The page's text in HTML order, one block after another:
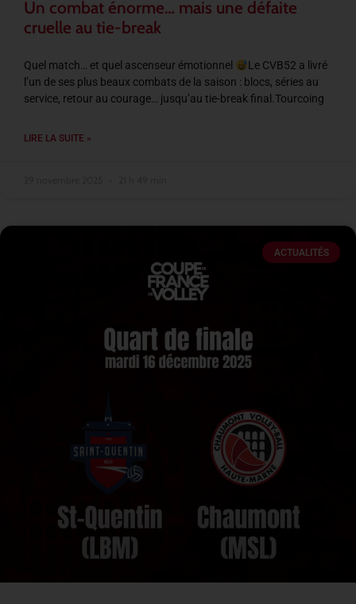
Un combat énorme… mais une défaite
cruelle au tie-break
Quel match… et quel ascenseur émotionnel
Le CVB52 a livré
l’un de ses plus beaux combats de la saison : blocs, séries au
service, retour au courage… jusqu’au tie-break final.Tourcoing
LIRE LA SUITE »
ACTUALITÉS